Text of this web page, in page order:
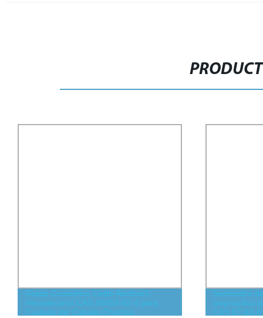
Grado Cosmético Cetilo Alcohol/1-
Hexadecanol CAS 36653-82-4 para
Cuidado del Cabello Champú
Suministro
isopropílico
CAS 67-63-